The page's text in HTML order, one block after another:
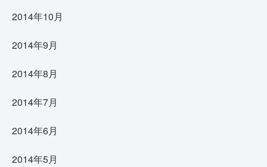
2014年10月
2014年9月
2014年8月
2014年7月
2014年6月
2014年5月